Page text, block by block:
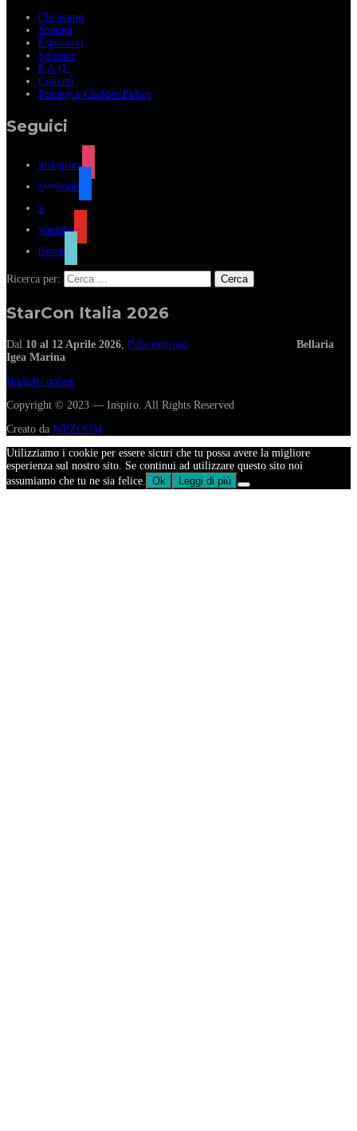
Chi siamo
Stampa
Espositori
Sponsor
F.A.Q.
Contatti
Privacy e Cookies Policy
Seguici
instagram
facebook
x
youtube
tiktok
Ricerca per:
StarCon Italia 2026
Dal 10 al 12 Aprile 2026 Palacongressi
Bellaria
Igea Marina
Biglietti online
Copyright © 2023 — Inspiro. All Rights Reserved
Creato da WPZOOM
Utilizziamo i cookie per essere sicuri che tu possa avere la migliore
esperienza sul nostro sito. Se continui ad utilizzare questo sito noi
assumiamo che tu ne sia felice.
Ok Leggi di più